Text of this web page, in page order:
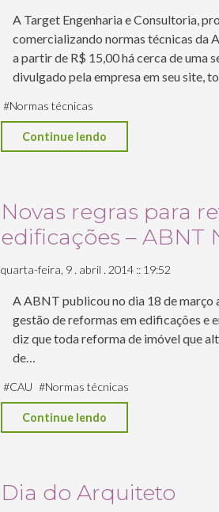
A Target Engenharia e Consultoria,
comercializando normas técnicas da
a partir de R$ 15,00 há cerca de uma
divulgado pela empresa em seu site,
#Normas técnicas
Continue lendo
ABNT
a
partir
pela
Novas regras para
edificações – ABNT
quarta-feira, 9 . abril . 2014 :: 19:52
A ABNT publicou no dia 18 de março
gestão de reformas em edificações e
diz que toda reforma de imóvel que
de…
#CAU #Normas técnicas
Continue lendo
reformas
e
Dia do Arquiteto